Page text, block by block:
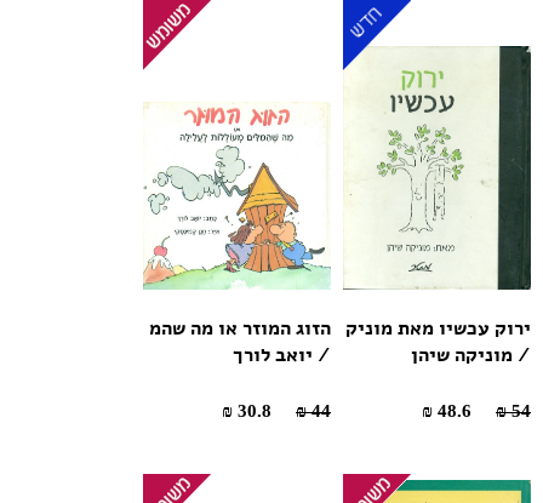
ירוק עכשיו מאת מוניק
/ מוניקה שיהן
54 ₪
הזוג המוזר או מה שהמ
/ יואב לורך
44 ₪